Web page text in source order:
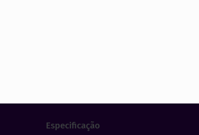
Especificação